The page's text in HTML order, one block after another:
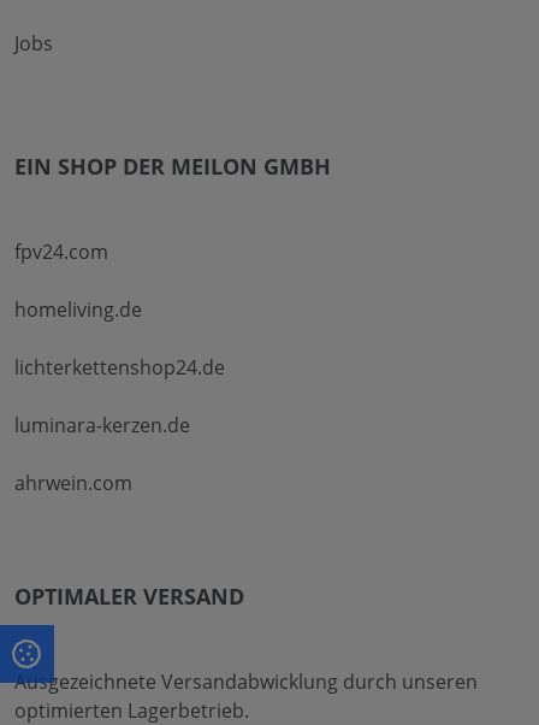
Jobs
EIN SHOP DER MEILON GMBH
fpv24.com
homeliving.de
lichterkettenshop24.de
luminara-kerzen.de
ahrwein.com
OPTIMALER VERSAND
Ausgezeichnete Versandabwicklung durch unseren
optimierten Lagerbetrieb.